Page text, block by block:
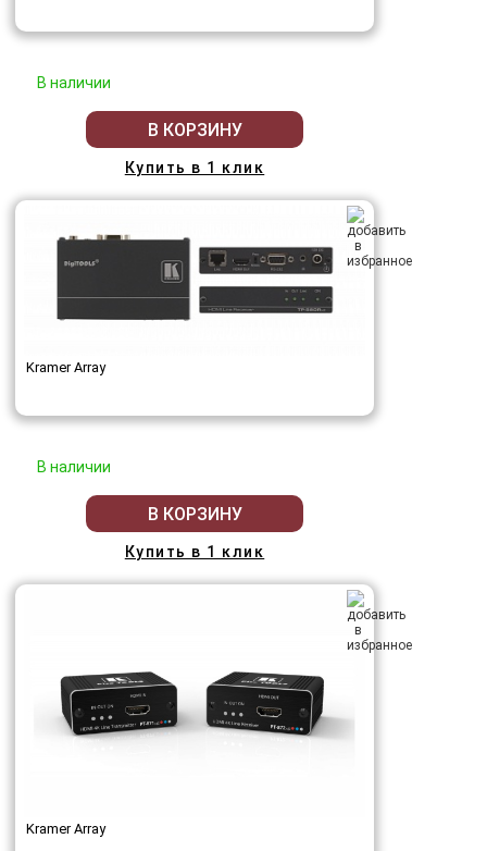
В наличии
В КОРЗИНУ
Купить в 1 клик
Kramer Array
В наличии
В КОРЗИНУ
Купить в 1 клик
Kramer Array